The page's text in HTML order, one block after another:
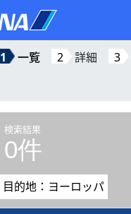
1 一覧 2 詳細 3
検索結果
0件
目的地：ヨーロッパ